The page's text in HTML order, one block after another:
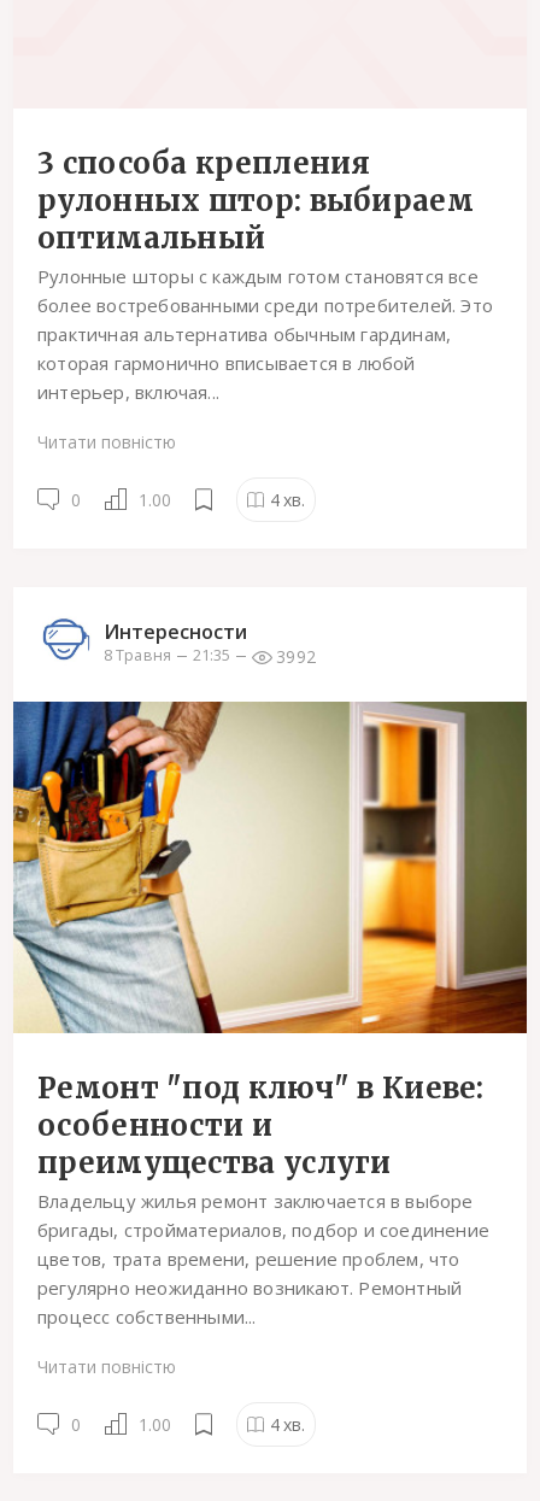
3 способа крепления
рулонных штор: выбираем
оптимальный
Рулонные шторы с каждым готом становятся все
более востребованными среди потребителей. Это
практичная альтернатива обычным гардинам,
которая гармонично вписывается в любой
интерьер, включая...
Читати повністю
0 1.00 4хв.
Интересности
8 Травня 21:35 3992
Ремонт "под ключ" в Киеве:
особенности и
преимущества услуги
Владельцу жилья ремонт заключается в выборе
бригады, стройматериалов, подбор и соединение
цветов, трата времени, решение проблем, что
регулярно неожиданно возникают. Ремонтный
процесс собственными...
Читати повністю
0 1.00 4хв.